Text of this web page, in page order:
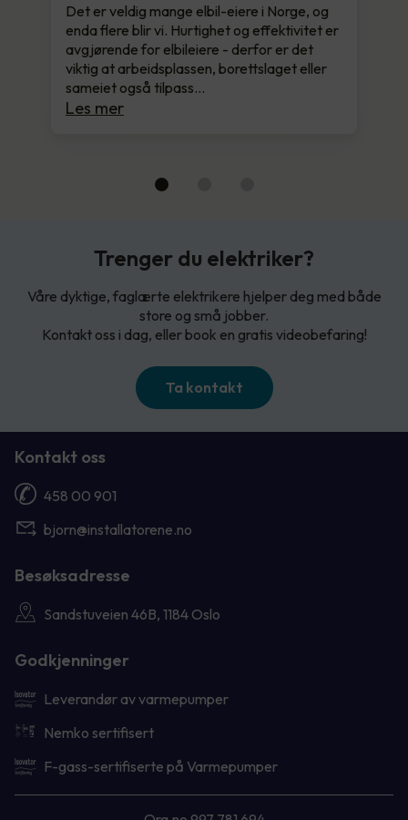
Det er veldig mange elbil-eiere i Norge, og
enda flere blir vi. Hurtighet og effektivitet er
avgjørende for elbileiere - derfor er det
viktig at arbeidsplassen, borettslaget eller
sameiet også tilpass…
Les mer
Trenger du elektriker?
Våre dyktige, faglærte elektrikere hjelper deg med både
store og små jobber.
Kontakt oss i dag, eller book en gratis videobefaring!
Ta kontakt
Kontakt oss
458 00 901
bjorn@installatorene.no
Besøksadresse
Sandstuveien 46B, 1184 Oslo
Godkjenninger
Leverandør av varmepumper
Nemko sertifisert
F-gass-sertifiserte på Varmepumper